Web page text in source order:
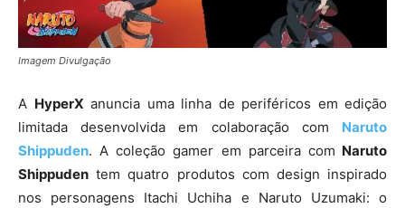
Imagem Divulgação
A HyperX anuncia uma linha de periféricos em edição
limitada desenvolvida em colaboração com Naruto
Shippuden. A coleção gamer em parceira com Naruto
Shippuden tem quatro produtos com design inspirado
nos personagens Itachi Uchiha e Naruto Uzumaki: o